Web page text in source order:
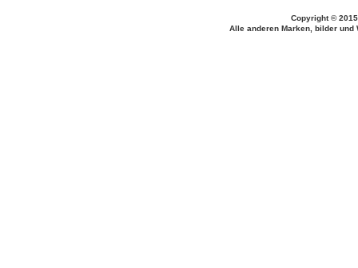
Copyright ©
Alle anderen Marken, bilder und